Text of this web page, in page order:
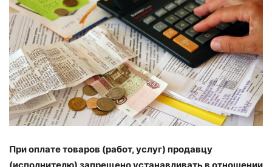
При оплате товаров (работ, услуг) продавцу